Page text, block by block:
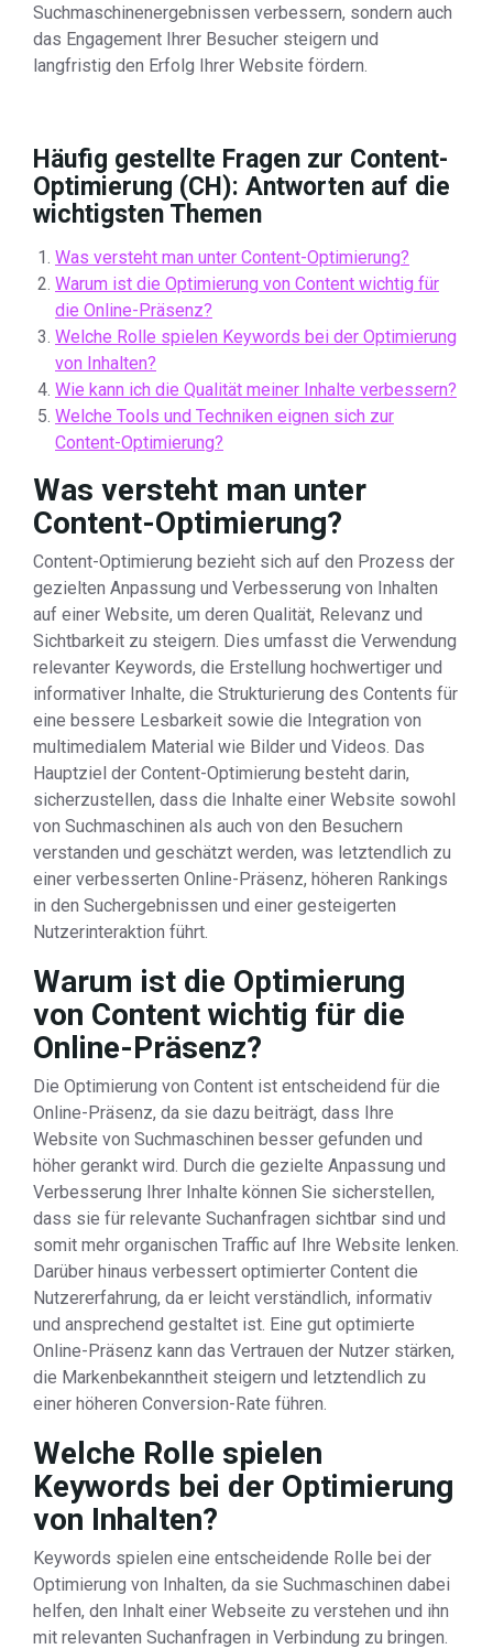
Suchmaschinenergebnissen verbessern, sondern auch
das Engagement Ihrer Besucher steigern und
langfristig den Erfolg Ihrer Website fördern.
Häufig gestellte Fragen zur Content-
Optimierung (CH): Antworten auf die
wichtigsten Themen
Was versteht man unter Content-Optimierung?
Warum ist die Optimierung von Content wichtig für
die Online-Präsenz?
Welche Rolle spielen Keywords bei der Optimierung
von Inhalten?
Wie kann ich die Qualität meiner Inhalte verbessern?
Welche Tools und Techniken eignen sich zur
Content-Optimierung?
Was versteht man unter
Content-Optimierung?
Content-Optimierung bezieht sich auf den Prozess der
gezielten Anpassung und Verbesserung von Inhalten
auf einer Website, um deren Qualität, Relevanz und
Sichtbarkeit zu steigern. Dies umfasst die Verwendung
relevanter Keywords, die Erstellung hochwertiger und
informativer Inhalte, die Strukturierung des Contents für
eine bessere Lesbarkeit sowie die Integration von
multimedialem Material wie Bilder und Videos. Das
Hauptziel der Content-Optimierung besteht darin,
sicherzustellen, dass die Inhalte einer Website sowohl
von Suchmaschinen als auch von den Besuchern
verstanden und geschätzt werden, was letztendlich zu
einer verbesserten Online-Präsenz, höheren Rankings
in den Suchergebnissen und einer gesteigerten
Nutzerinteraktion führt.
Warum ist die Optimierung
von Content wichtig für die
Online-Präsenz?
Die Optimierung von Content ist entscheidend für die
Online-Präsenz, da sie dazu beiträgt, dass Ihre
Website von Suchmaschinen besser gefunden und
höher gerankt wird. Durch die gezielte Anpassung und
Verbesserung Ihrer Inhalte können Sie sicherstellen,
dass sie für relevante Suchanfragen sichtbar sind und
somit mehr organischen Traffic auf Ihre Website lenken.
Darüber hinaus verbessert optimierter Content die
Nutzererfahrung, da er leicht verständlich, informativ
und ansprechend gestaltet ist. Eine gut optimierte
Online-Präsenz kann das Vertrauen der Nutzer stärken,
die Markenbekanntheit steigern und letztendlich zu
einer höheren Conversion-Rate führen.
Welche Rolle spielen
Keywords bei der Optimierung
von Inhalten?
Keywords spielen eine entscheidende Rolle bei der
Optimierung von Inhalten, da sie Suchmaschinen dabei
helfen, den Inhalt einer Webseite zu verstehen und ihn
mit relevanten Suchanfragen in Verbindung zu bringen.